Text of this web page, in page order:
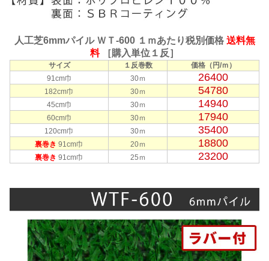
人工芝6mmパイル ＷＴ-600 １ｍあたり税別価格 送料無
料［購入単位１反］
サイズ １反巻数
価格（円/ｍ）
91cm巾
30ｍ 26400
182cm巾 30ｍ 54780
45cm巾 30ｍ 14940
60cm巾 30ｍ 17940
120cm巾 30ｍ 35400
裏巻き 91cm巾 20ｍ 18800
裏巻き 91cm巾 25ｍ 23200